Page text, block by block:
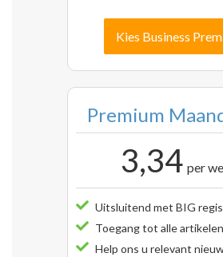
Kies Business
Premium
3,34 per
Uitsluitend met BIG
Toegang tot alle artikelen
Help ons u relevant